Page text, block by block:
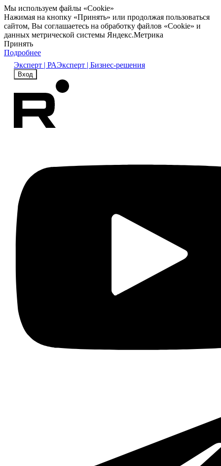
Мы используем файлы «Cookie»
Нажимая на кнопку «Принять» или продолжая пользоваться
сайтом, Вы соглашаетесь на обработку файлов «Cookie» и
данных метрической системы Яндекс.Метрика
Принять
Подробнее
Эксперт | РАЭксперт | Бизнес-решения
Вход